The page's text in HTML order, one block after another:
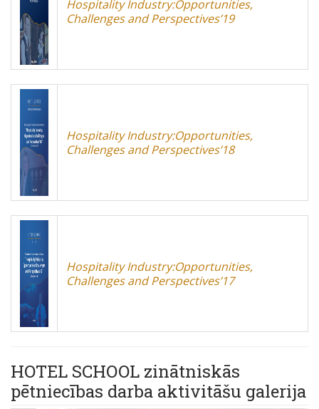
Hospitality Industry:Opportunities,
Challenges and Perspectives’19
Hospitality Industry:Opportunities,
Challenges and Perspectives’18
Hospitality Industry:Opportunities,
Challenges and Perspectives’17
HOTEL SCHOOL zinātniskās
pētniecības darba aktivitāšu galerija